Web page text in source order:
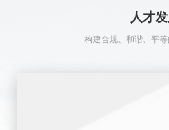
人才
构建合规、和谐、平